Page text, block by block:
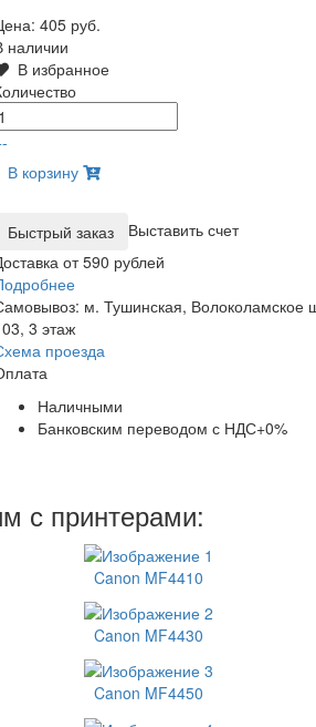
405 руб.
наличии
В избранное
-
В корзину
Выставить счет
от 590 рублей
м. Тушинская, Волоколамское
3 этаж
проезда
Наличными
Банковским переводом с НДС+0%
с принтерами:
Canon MF4410
Canon MF4430
Canon MF4450